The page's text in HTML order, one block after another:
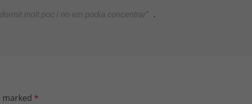
molt poc i no em podia concentrar”
.
marked *